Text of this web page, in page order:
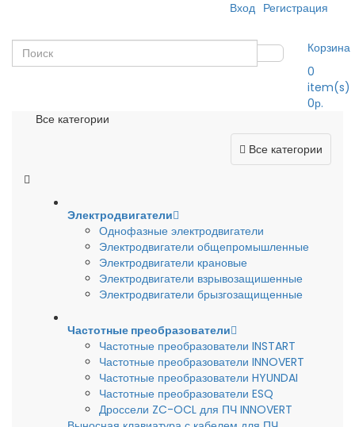
Вход Регистрация
Корзина
0
item(s)
0р.
Все категории
Все категории
Электродвигатели
Однофазные электродвигатели
Электродвигатели общепромышленные
Электродвигатели крановые
Электродвигатели взрывозащишенные
Электродвигатели брызгозащищенные
Частотные преобразователи
Частотные преобразователи INSTART
Частотные преобразователи INNOVERT
Частотные преобразователи HYUNDAI
Частотные преобразователи ESQ
Дроссели ZC-OCL для ПЧ INNOVERT